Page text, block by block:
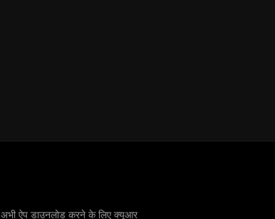
अभी ऐप डाउनलोड करने के लिए क्यूआर